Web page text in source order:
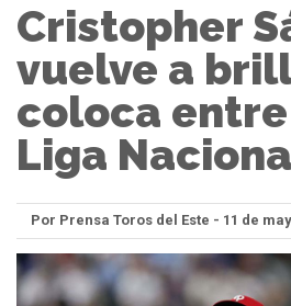
Cristopher
vuelve a
coloca
Liga
Por Prensa Toros del Este - 11 de